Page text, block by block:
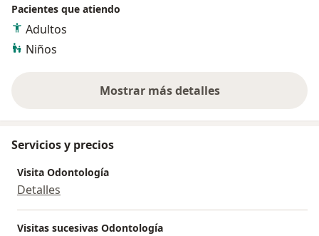
Pacientes que atiendo
Adultos
Niños
Mostrar más detalles
sobre la experiencia
Servicios y precios
Visita Odontología
Detalles
Visitas sucesivas Odontología